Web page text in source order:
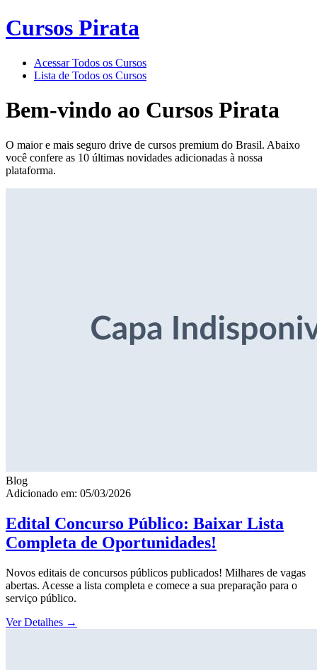
Cursos Pirata
Acessar Todos os Cursos
Lista de Todos os Cursos
Bem-vindo ao Cursos Pirata
O maior e mais seguro drive de cursos premium do Brasil. Abaixo
você confere as 10 últimas novidades adicionadas à nossa
plataforma.
Blog
Adicionado em: 05/03/2026
Edital Concurso Público: Baixar Lista
Completa de Oportunidades!
Novos editais de concursos públicos publicados! Milhares de vagas
abertas. Acesse a lista completa e comece a sua preparação para o
serviço público.
Ver Detalhes →